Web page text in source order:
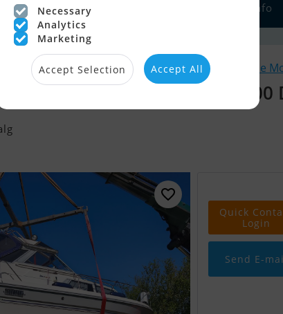
Sejlerlinks Sejlerinfo
Lignende
289.000
Quick
Login
Send E-
Necessary
Analytics
Marketing
Accept Selection Accept All